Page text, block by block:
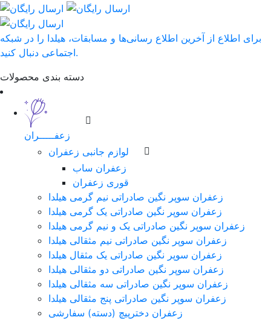
برای اطلاع از آخرین اطلاع رسانی‌ها و مسابقات، هیلدا را در شبکه
اجتماعی دنبال کنید.
دسته بندی محصولات
زعفـــــران
لوازم جانبی زعفران
زعفران ساب
قوری زعفران
زعفران سوپر نگین صادراتی نیم گرمی هیلدا
زعفران سوپر نگین صادراتی یک گرمی هیلدا
زعفران سوپر نگین صادراتی یک و نیم گرمی هیلدا
زعفران سوپر نگین صادراتی نیم مثقالی هیلدا
زعفران سوپر نگین صادراتی یک مثقال هیلدا
زعفران سوپر نگین صادراتی دو مثقالی هیلدا
زعفران سوپر نگین صادراتی سه مثقالی هیلدا
زعفران سوپر نگین صادراتی پنج مثقالی هیلدا
زعفران دخترپیچ (دسته) سفارشی